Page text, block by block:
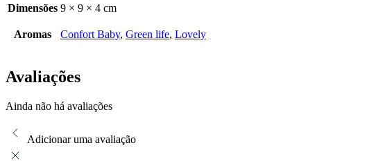
Dimensões 9 × 9 × 4 cm
Aromas Confort Baby, Green life, Lovely
Avaliações
Ainda não há avaliações
Adicionar uma avaliação